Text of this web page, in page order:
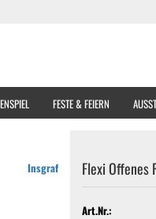
FESTE & FEIERN
Insgraf Flexi Offenes
Art.Nr.: